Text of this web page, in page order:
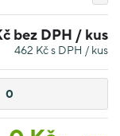
bez DPH / kus
462 Kč s DPH / kus